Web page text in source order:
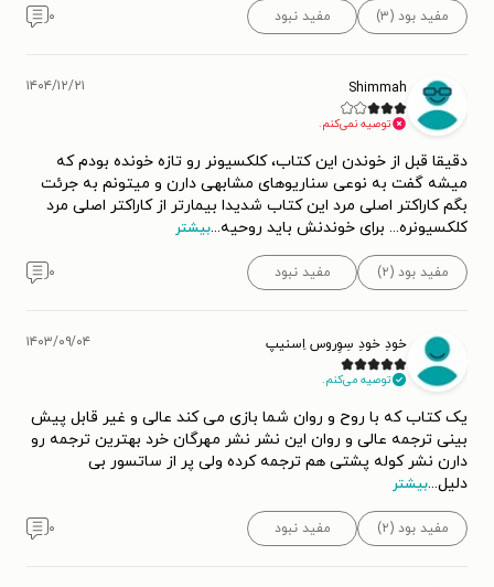
مفید بود (۳) مفید نبود ۰
Shimmah
توصیه نمی‌کنم.
۱۴۰۴/۱۲/۲۱
دقیقا قبل از خوندن این کتاب، کلکسیونر رو تازه خونده بودم که
میشه گفت به نوعی سناریوهای مشابهی دارن و میتونم به جرئت
بگم کاراکتر اصلی مرد این کتاب شدیدا بیمارتر از کاراکتر اصلی مرد
کلکسیونره... برای خوندنش باید روحیه...بیشتر
مفید بود (۲) مفید نبود ۰
خودِ خودِ سِوِروس اِسنیپ
توصیه می‌کنم.
۱۴۰۳/۰۹/۰۴
یک کتاب که با روح و روان شما بازی می کند عالی و غیر قابل پیش
بینی ترجمه عالی و روان این نشر نشر مهرگان خرد بهترین ترجمه رو
دارن نشر کوله پشتی هم ترجمه کرده ولی پر از ساتسور بی
دلیل...بیشتر
مفید بود (۲) مفید نبود ۰